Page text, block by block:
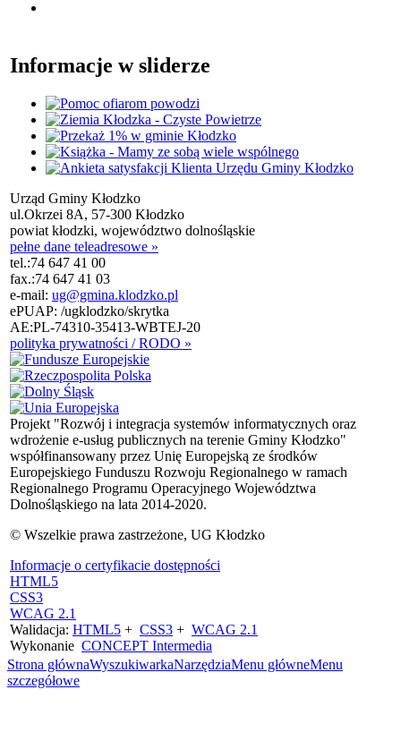
Informacje w sliderze
Urząd Gminy Kłodzko
ul.Okrzei 8A, 57-300 Kłodzko
powiat kłodzki, województwo dolnośląskie
pełne dane teleadresowe »
tel.:74 647 41 00
fax.:74 647 41 03
e-mail: ug@gmina.klodzko.pl
ePUAP: /ugklodzko/skrytka
AE:PL-74310-35413-WBTEJ-20
polityka prywatności / RODO »
Projekt "Rozwój i integracja systemów informatycznych oraz
wdrożenie e-usług publicznych na terenie Gminy Kłodzko"
współfinansowany przez Unię Europejską ze środków
Europejskiego Funduszu Rozwoju Regionalnego w ramach
Regionalnego Programu Operacyjnego Województwa
Dolnośląskiego na lata 2014-2020.
© Wszelkie prawa zastrzeżone, UG Kłodzko
Informacje o certyfikacie dostępności
HTML5
CSS3
WCAG 2.1
Walidacja: HTML5 + CSS3 + WCAG 2.1
Wykonanie CONCEPT Intermedia
Strona głównaWyszukiwarkaNarzędziaMenu główneMenu
szczegółowe